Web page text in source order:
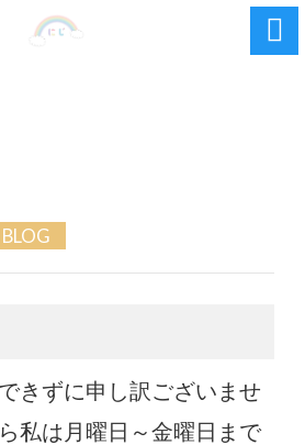

BLOG
きずに申し訳ございませ
私は月曜日～金曜日まで